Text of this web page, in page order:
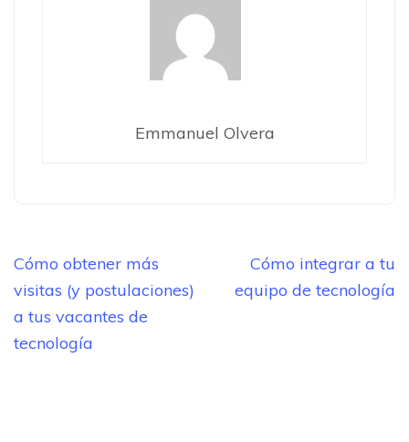
Emmanuel Olvera
Navegación
de
entradas
Cómo obtener más
visitas (y postulaciones)
a tus vacantes de
tecnología
Cómo integrar a tu
equipo de tecnología